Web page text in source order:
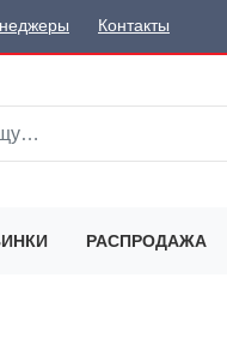
Контакты
РАСПРОДАЖА